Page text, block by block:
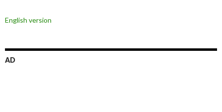
English version
AD